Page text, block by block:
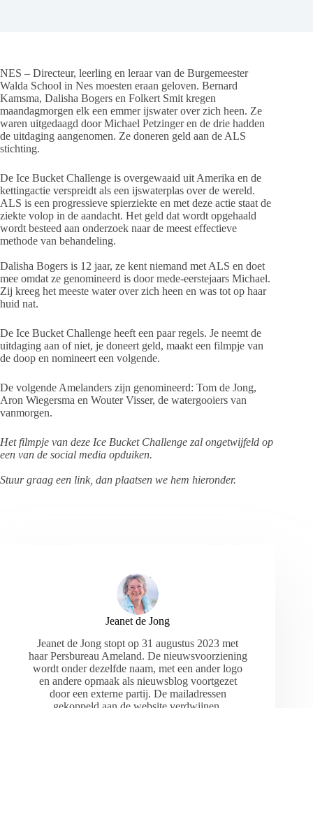
NES – Directeur, leerling en leraar van de Burgemeester
Walda School in Nes moesten eraan geloven. Bernard
Kamsma, Dalisha Bogers en Folkert Smit kregen
maandagmorgen elk een emmer ijswater over zich heen. Ze
waren uitgedaagd door Michael Petzinger en de drie hadden
de uitdaging aangenomen. Ze doneren geld aan de ALS
stichting.
De Ice Bucket Challenge is overgewaaid uit Amerika en de
kettingactie verspreidt als een ijswaterplas over de wereld.
ALS is een progressieve spierziekte en met deze actie staat de
ziekte volop in de aandacht. Het geld dat wordt opgehaald
wordt besteed aan onderzoek naar de meest effectieve
methode van behandeling.
Dalisha Bogers is 12 jaar, ze kent niemand met ALS en doet
mee omdat ze genomineerd is door mede-eerstejaars Michael.
Zij kreeg het meeste water over zich heen en was tot op haar
huid nat.
De Ice Bucket Challenge heeft een paar regels. Je neemt de
uitdaging aan of niet, je doneert geld, maakt een filmpje van
de doop en nomineert een volgende.
De volgende Amelanders zijn genomineerd: Tom de Jong,
Aron Wiegersma en Wouter Visser, de watergooiers van
vanmorgen.
Het filmpje van deze Ice Bucket Challenge zal ongetwijfeld op
een van de social media opduiken.
Stuur graag een link, dan plaatsen we hem hieronder.
Jeanet de Jong
Jeanet de Jong stopt op 31 augustus 2023 met
haar Persbureau Ameland. De nieuwsvoorziening
wordt onder dezelfde naam, met een ander logo
en andere opmaak als nieuwsblog voortgezet
door een externe partij. De mailadressen
gekoppeld aan de website verdwijnen.